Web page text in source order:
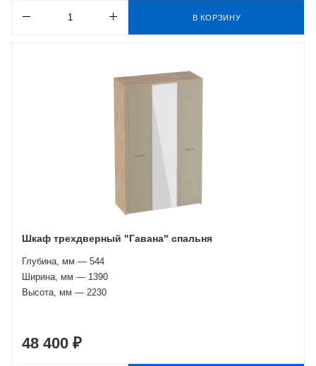
В КОРЗИНУ
Шкаф трехдверный "Гавана" спальня
Глубина, мм — 544
Ширина, мм — 1390
Высота, мм — 2230
48 400 ₽